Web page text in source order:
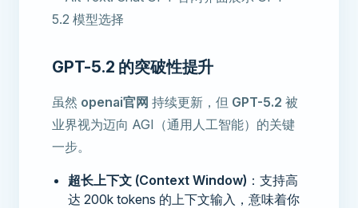
GPT-5.2 的突破性提升
虽然 openai官网 持续更新，但 GPT-5.2 被
业界视为迈向 AGI（通用人工智能）的关键
一步。
超长上下文 (Context Window) ：支持高
达 200k tokens 的上下文输入，意味着你